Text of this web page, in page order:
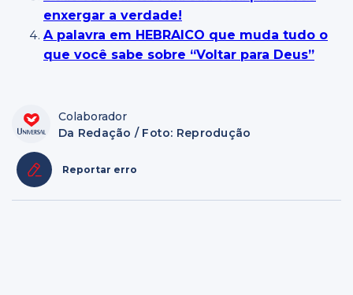
enxergar a verdade!
A palavra em HEBRAICO que muda tudo o
que você sabe sobre “Voltar para Deus”
Colaborador
Da Redação / Foto: Reprodução
Reportar erro